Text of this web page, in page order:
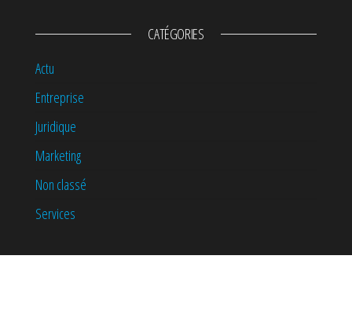
CATÉGORIES
Actu
Entreprise
Juridique
Marketing
Non classé
Services